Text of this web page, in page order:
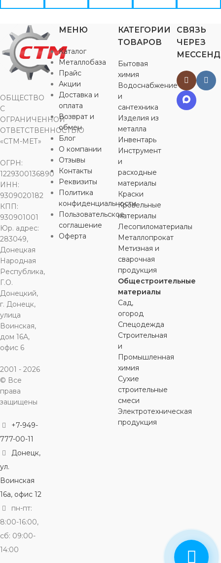
ОБЩЕСТВО
С
ОГРАНИЧЕННОЙ
ОТВЕТСТВЕННОСТЬЮ
«СТМ-МЕТ»
ОГРН:
1229300136890
ИНН:
9309020182
КПП:
930901001
Юр. адрес:
283049,
Донецкая
Народная
Республика,
Г.О.
Донецкий,
г. Донецк,
улица
Воинская,
дом 16А,
офис 6
2001 - 2026
© Все
права
защищены
+7-949-
777-00-11
Донецк,
ул.
Воинская
16а, офис 12
пн-пт:
8:00-16:00,
сб: 09:00-
14:00
МЕНЮ
Каталог
Металлобаза
Прайс
Акции
Доставка и
оплата
Возврат и
обмен
Блог
О компании
Отзывы
Контакты
Реквизиты
Политика
конфиденциальности
Пользовательское
соглашение
Оферта
КАТЕГОРИИ
ТОВАРОВ
Бытовая
химия
Водоснабжение
и
сантехника
Изделия из
металла
Инвентарь
Инструмент
и
расходные
материалы
Краски
Кровельные
материалы
Лесопиломатериалы
Металлопрокат
Метизная и
сварочная
продукция
Общестроительные
материалы
Сад,
огород
Спецодежда
Строительная
и
Промышленная
химия
Сухие
строительные
смеси
Электротехническая
продукция
СВЯЗЬ
ЧЕРЕЗ